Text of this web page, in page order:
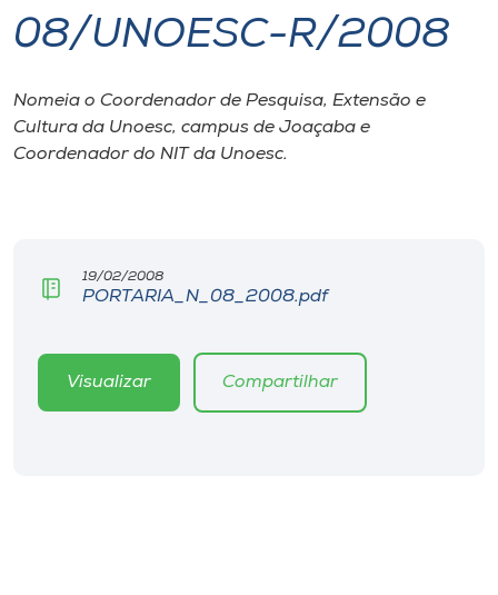
I.nova
Diplomados
Editora
08/UNOESC-R/2008
Nomeia o Coordenador de Pesquisa, Extensão e
Cultura da Unoesc, campus de Joaçaba e
Coordenador do NIT da Unoesc.
19/02/2008
PORTARIA_N_08_2008.pdf
Visualizar Compartilhar